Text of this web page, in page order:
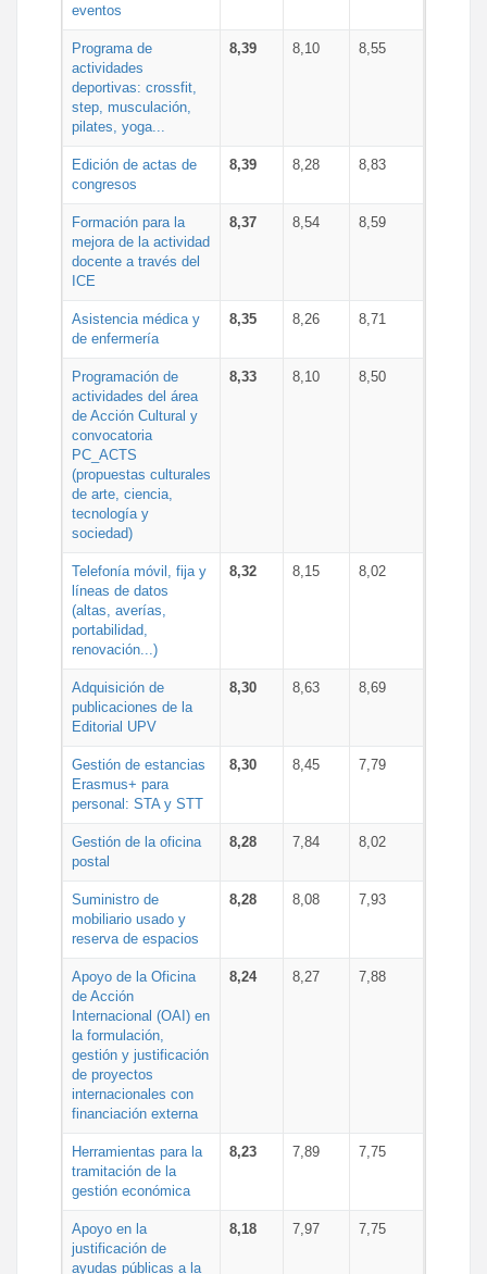
eventos
Programa de
actividades
deportivas: crossfit,
step, musculación,
pilates, yoga...
8,39 8,10 8,55
Edición de actas de
congresos
8,39 8,28 8,83
Formación para la
mejora de la actividad
docente a través del
ICE
8,37 8,54 8,59
Asistencia médica y
de enfermería
8,35 8,26 8,71
Programación de
actividades del área
de Acción Cultural y
convocatoria
PC_ACTS
(propuestas culturales
de arte, ciencia,
tecnología y
sociedad)
8,33 8,10 8,50
Telefonía móvil, fija y
líneas de datos
(altas, averías,
portabilidad,
renovación...)
8,32 8,15 8,02
Adquisición de
publicaciones de la
Editorial UPV
8,30 8,63 8,69
Gestión de estancias
Erasmus+ para
personal: STA y STT
8,30 8,45 7,79
Gestión de la oficina
postal
8,28 7,84 8,02
Suministro de
mobiliario usado y
reserva de espacios
8,28 8,08 7,93
Apoyo de la Oficina
de Acción
Internacional (OAI) en
la formulación,
gestión y justificación
de proyectos
internacionales con
financiación externa
8,24 8,27 7,88
Herramientas para la
tramitación de la
gestión económica
8,23 7,89 7,75
Apoyo en la
justificación de
ayudas públicas a la
8,18 7,97 7,75